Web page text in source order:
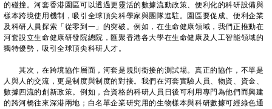
的碰撞。河套香港園區可以透過更靈活的數據流動政策、便利化的科研設備與
樣本跨境使用機制，吸引全球頂尖科學家與團隊進駐。園區要促成、便利企業
及科研人員探索「從零到一」的突破。例如，在生命健康領域，我們正推動在
河套設立生命健康研發院總院，匯聚香港各大學在生命健康及人工智能領域的
獨特優勢，吸引全球頂尖科研人才。
其次，在跨境協作層面，河套是規則銜接的測試場。真正的協作，不單是
人與人的交流，更是制度與制度的對接。我們在河套實驗人員、物資、資金、
數據四流的創新政策。例如，合資格的科研人員日後可利用專門為他們而興建
的跨河橋往來深港兩地；白名單企業研究用的生物樣本與科研數據可經綠色通